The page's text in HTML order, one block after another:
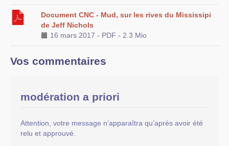
Document CNC - Mud, sur les rives du Mississipi
de Jeff Nichols
16 mars 2017 - PDF - 2.3 Mio
Vos commentaires
modération a priori
Attention, votre message n’apparaîtra qu’après avoir été
relu et approuvé.